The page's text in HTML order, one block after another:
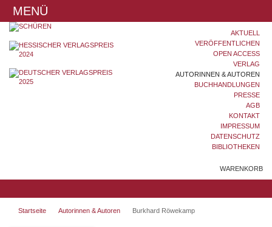
MENÜ
AKTUELL
VERÖFFENTLICHEN
OPEN ACCESS
VERLAG
AUTORINNEN & AUTOREN
BUCHHANDLUNGEN
PRESSE
AGB
KONTAKT
IMPRESSUM
DATENSCHUTZ
BIBLIOTHEKEN
WARENKORB
Startseite Autorinnen & Autoren Burkhard Röwekamp